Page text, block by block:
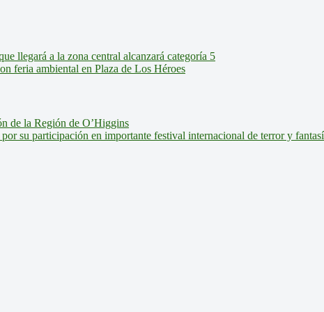
llegará a la zona central alcanzará categoría 5
feria ambiental en Plaza de Los Héroes
de la Región de O’Higgins
su participación en importante festival internacional de terror y